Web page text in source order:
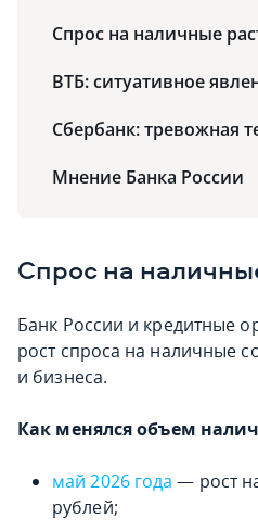
Спрос на наличные
ВТБ: ситуативное
Сбербанк: тревожная
Мнение Банка России
Спрос на
Банк России и кредитные
рост спроса на наличные
и бизнеса.
Как менялся объем
май 2026 года — рост
рублей;